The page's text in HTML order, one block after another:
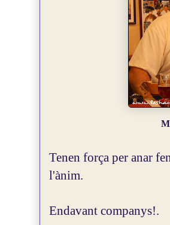
Tenen força per anar
l'ànim.
Endavant companys!.